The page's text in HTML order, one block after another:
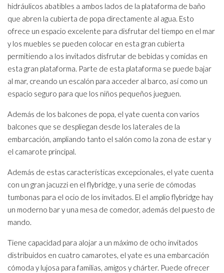
hidráulicos abatibles a ambos lados de la plataforma de baño
que abren la cubierta de popa directamente al agua. Esto
ofrece un espacio excelente para disfrutar del tiempo en el mar
y los muebles se pueden colocar en esta gran cubierta
permitiendo a los invitados disfrutar de bebidas y comidas en
esta gran plataforma. Parte de esta plataforma se puede bajar
al mar, creando un escalón para acceder al barco, así como un
espacio seguro para que los niños pequeños jueguen.
Además de los balcones de popa, el yate cuenta con varios
balcones que se despliegan desde los laterales de la
embarcación, ampliando tanto el salón como la zona de estar y
el camarote principal.
Además de estas características excepcionales, el yate cuenta
con un gran jacuzzi en el flybridge, y una serie de cómodas
tumbonas para el ocio de los invitados. El el amplio flybridge hay
un moderno bar y una mesa de comedor, además del puesto de
mando.
Tiene capacidad para alojar a un máximo de ocho invitados
distribuidos en cuatro camarotes, el yate es una embarcación
cómoda y lujosa para familias, amigos y chárter. Puede ofrecer